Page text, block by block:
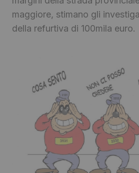
maggiore, stimano gli
della refurtiva di 100mila euro.